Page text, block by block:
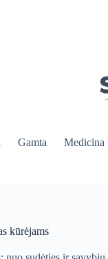
Gamta Medicina
kūrėjams